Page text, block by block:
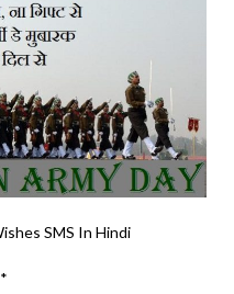
SMS In Hindi